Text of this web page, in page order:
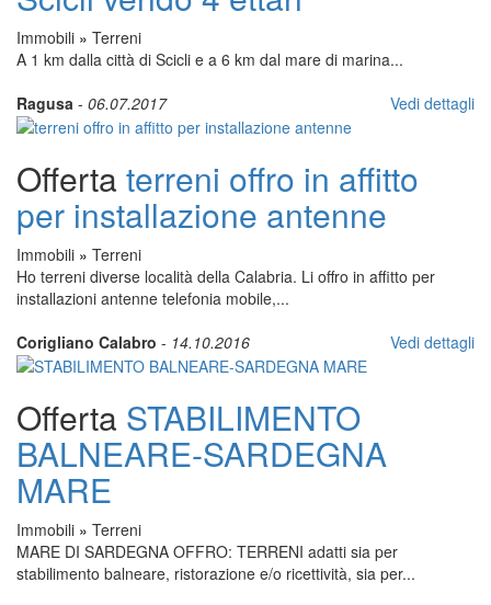
Immobili » Terreni
A 1 km dalla città di Scicli e a 6 km dal mare di marina...
Ragusa - 06.07.2017 Vedi dettagli
Offerta terreni offro in affitto
per installazione antenne
Immobili » Terreni
Ho terreni diverse località della Calabria. Li offro in affitto per
installazioni antenne telefonia mobile,...
Corigliano Calabro - 14.10.2016 Vedi dettagli
Offerta STABILIMENTO
BALNEARE-SARDEGNA
MARE
Immobili » Terreni
MARE DI SARDEGNA OFFRO: TERRENI adatti sia per
stabilimento balneare, ristorazione e/o ricettività, sia per...